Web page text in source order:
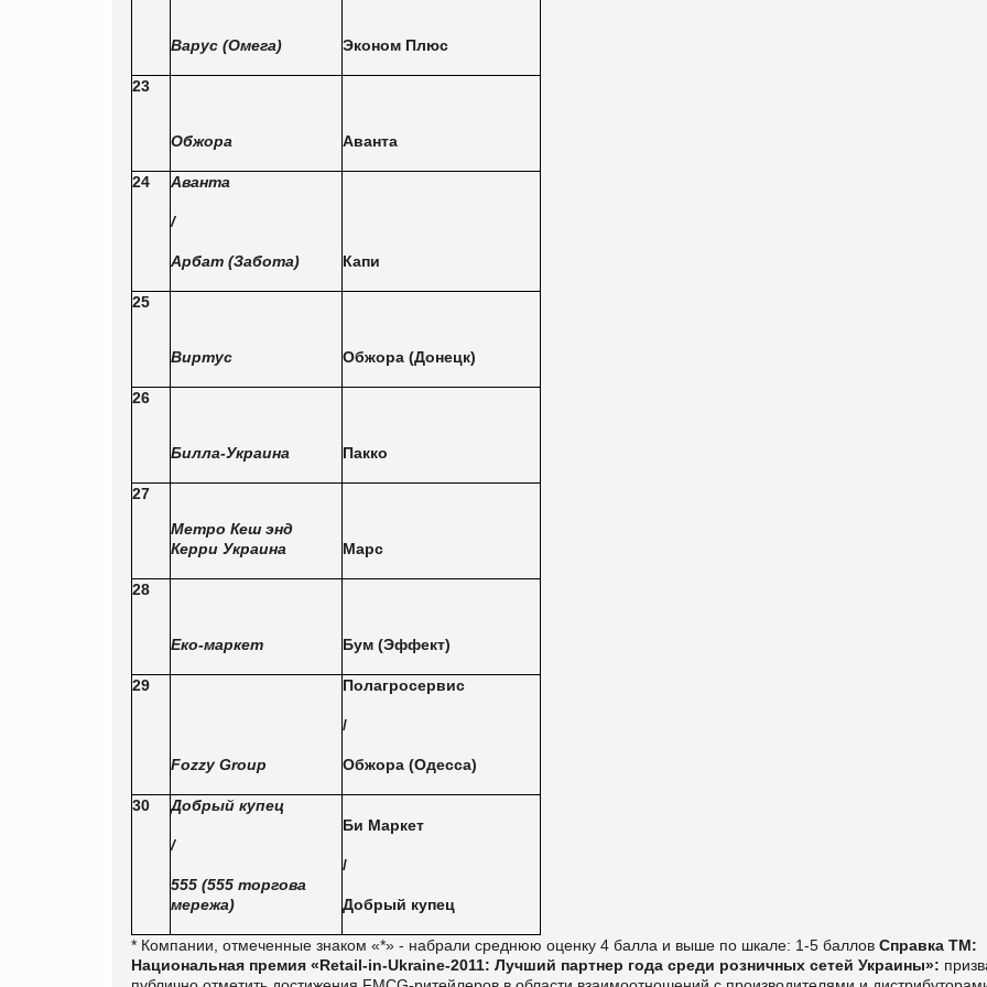
Варус (Омега) Эконом Плюс
23
Обжора Аванта
24 Аванта
/
Арбат (Забота) Капи
25
Виртус Обжора (Донецк)
26
Билла-Украина Пакко
27
Метро Кеш энд
Керри Украина
Марс
28
Еко-маркет Бум (Эффект)
29
Fozzy Group
Полагросервис
/
Обжора (Одесса)
30 Добрый купец
/
555 (555 торгова
мережа)
Би Маркет
/
Добрый купец
* Компании, отмеченные знаком «*» - набрали среднюю оценку 4 балла и выше по шкале: 1-5 баллов Справка ТМ:
Национальная премия «Retail-in-Ukraine-2011: Лучший партнер года среди розничных сетей Украины»: